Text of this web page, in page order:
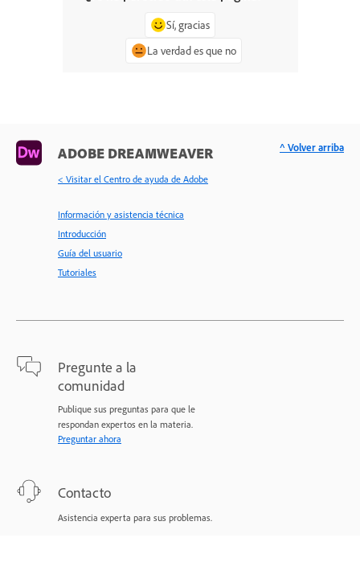
Sí, gracias
La verdad es que no
ADOBE DREAMWEAVER
< Visitar el Centro de ayuda de Adobe
Información y asistencia técnica
Introducción
Guía del usuario
Tutoriales
Pregunte a la
comunidad
Publique sus preguntas para que le
respondan expertos en la materia.
Preguntar ahora
Contacto
Asistencia experta para sus problemas.
^ Volver arriba